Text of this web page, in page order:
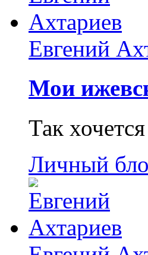
Евгений
Мои
Так
Личный